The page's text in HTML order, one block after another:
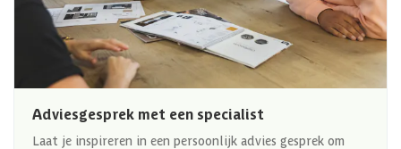
Adviesgesprek met een specialist
Laat je inspireren in een persoonlijk advies gesprek om